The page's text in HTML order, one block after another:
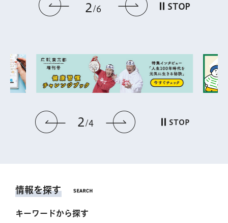
前のスライドを表示
2 6 次のスライドを
STOP
前のスライドを表示
2 4 次のスライドを表
STOP
情報を探す
キーワードから探す